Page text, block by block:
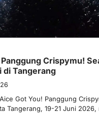
Crispymu!
di Tangerang
Got You! Panggung
Tangerang, 19-21 Juni 2026,